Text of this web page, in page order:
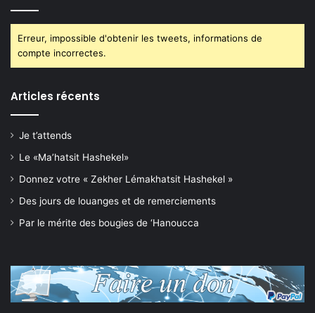
Erreur, impossible d'obtenir les tweets, informations de
compte incorrectes.
Articles récents
Je t’attends
Le «Ma’hatsit Hashekel»
Donnez votre « Zekher Lémakhatsit Hashekel »
Des jours de louanges et de remerciements
Par le mérite des bougies de ‘Hanoucca